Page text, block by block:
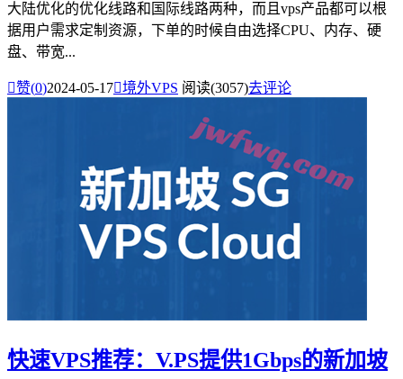
大陆优化的优化线路和国际线路两种，而且vps产品都可以根
据用户需求定制资源，下单的时候自由选择CPU、内存、硬
盘、带宽...
赞(0)2024-05-17境外VPS 阅读(3057)去评论
快速VPS推荐：V.PS提供1Gbps的新加坡